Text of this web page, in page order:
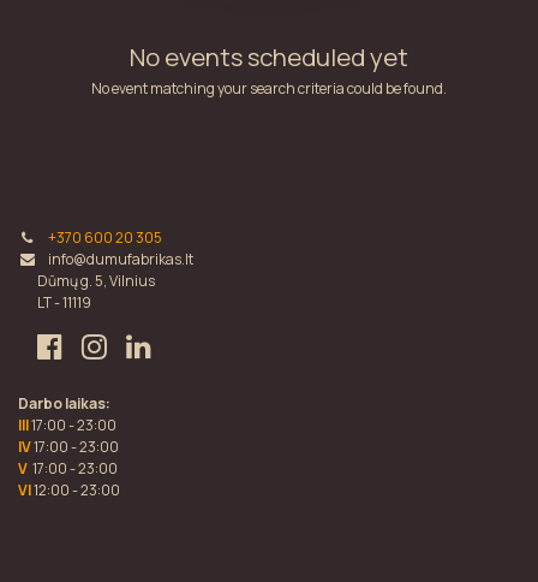
No events scheduled yet
No event matching your search criteria could be found.
+370 600 20 305
info@dumufabrikas.lt
Dūmų g. 5, Vilnius
LT - 11119
Darbo laikas:
III17:00 - 23:00
IV17:00 - 23:00
V 17:00 - 23:00
VI12:00 - 23:00